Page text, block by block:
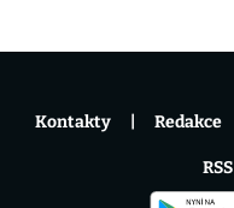
Kontakty Redakce
RSS